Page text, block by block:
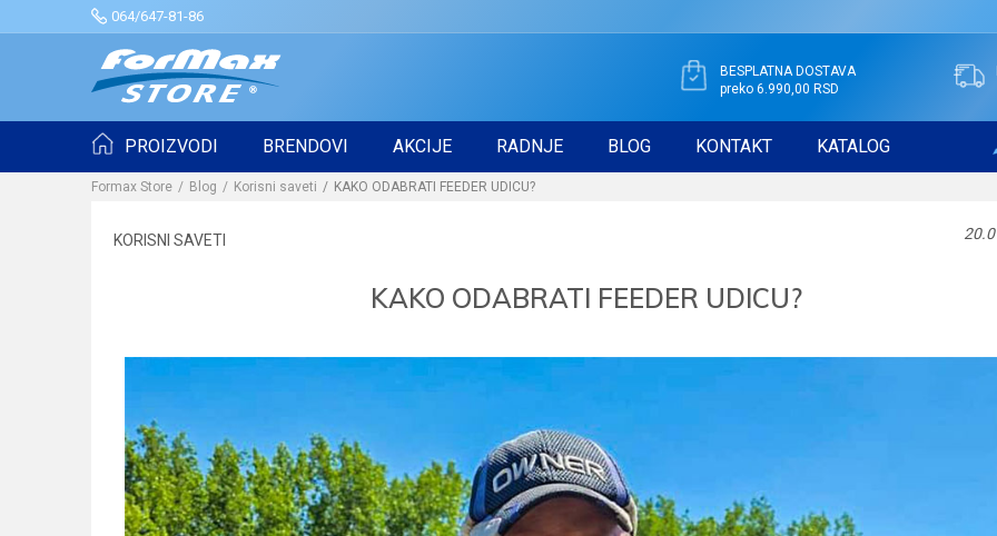
064/647-81-86
BESPLATNA DOSTAVA
preko 6.990,00 RSD
PROIZVODI BRENDOVI AKCIJE RADNJE BLOG KONTAKT KATALOG
Formax Store Blog Korisni saveti KAKO ODABRATI FEEDER UDICU?
KORISNI SAVETI
KAKO ODABRATI FEEDER UDICU?